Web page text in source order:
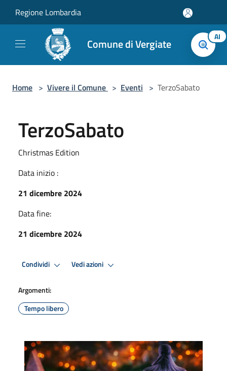
Regione Lombardia
Comune di Vergiate AI
Home > Vivere il Comune > Eventi > TerzoSabato
TerzoSabato
Christmas Edition
Data inizio :
21 dicembre 2024
Data fine:
21 dicembre 2024
Condividi Vedi azioni
Argomenti:
Tempo libero